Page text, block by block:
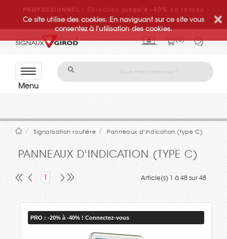
Ce site utilise des cookies. En naviguant sur ce site vous
consentez à l'utilisation des cookies.
PROFESSIONNEL : Sélection jusqu'à -40% de remise
immédiate ! Connectez-vous.
0
Con
Signalisation routière
Panneaux d'indication (type C)
PANNEAUX D'INDICATION (TYPE C)
1 Article(s) 1 à 48 sur 48
PRO : -20% à -40% ! Connectez-vous